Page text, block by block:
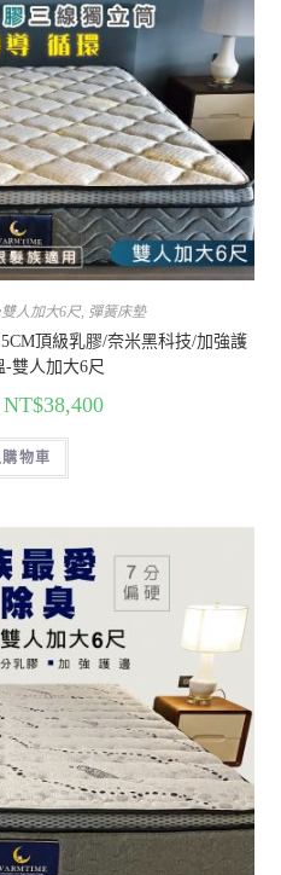
雙人加大6尺, 彈簧床墊
頂級乳膠/奈米黑科技/加強護
雙人加大6尺
NT$38,400
物車